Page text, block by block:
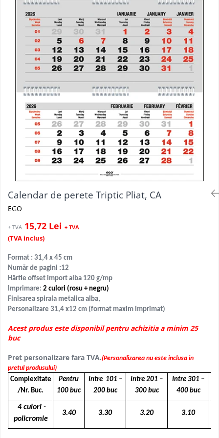
Calendar de perete Triptic Pliat, CA
EGO
+ TVA 15,72 Lei + TVA
(TVA inclus)
Format : 31,4 x 45 cm
Număr de pagini :12
Hârtie offset import alba 120 g/mp
Imprimare: 2 culori (rosu + negru)
Finisarea spirala metalica alba,
Personalizare 31,4 x12 cm (format maxim imprimat)
Acest produs este disponibil pentru achizitia a minim 25
buc
Pret personalizare fara TVA.(Personalizarea nu este inclusa in
pretul produsului)
Complexitate
/Nr. Buc.
Pentru
100 buc
Intre 101 –
200 buc
Intre 201 –
300 buc
Intre 301 –
400 buc
4 culori -
policromie
3.40 3.30 3.20 3.10